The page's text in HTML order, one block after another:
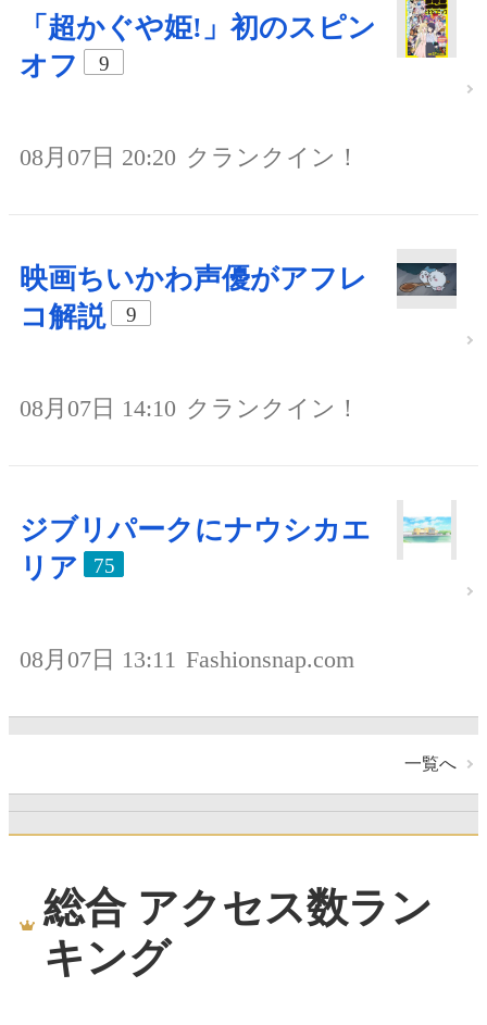
「超かぐや姫!」初のスピン
オフ
9
08月07日 20:20 クランクイン！
映画ちいかわ声優がアフレ
コ解説
9
08月07日 14:10 クランクイン！
ジブリパークにナウシカエ
リア
75
08月07日 13:11 Fashionsnap.com
一覧へ
総合 アクセス数ラン
キング